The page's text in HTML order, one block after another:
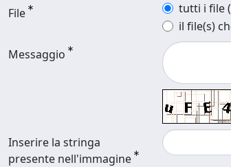
File
tutti i file
il file(s)
Messaggio
Inserire la stringa
presente nell'immagine